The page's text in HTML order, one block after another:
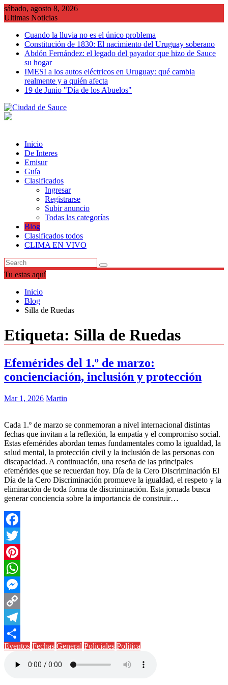
Saltar
al
sábado, agosto 8, 2026
Ultimas Noticias
Cuando la lluvia no es el único problema
Constitución de 1830: El nacimiento del Uruguay soberano
Abdón Fernández: el legado del payador que hizo de Sauce
su hogar
IMESI a los autos eléctricos en Uruguay: qué cambia
realmente y a quién afecta
19 de Junio "Día de los Abuelos"
Inicio
De Interes
Emisur
Guía
Clasificados
Ingresar
Registrarse
Subir anuncio
Todas las categorías
Blog
Clasificados todos
CLIMA EN VIVO
Tu estas aquí
Inicio
Blog
Silla de Ruedas
Etiqueta: Silla de Ruedas
Efemérides del 1.º de marzo:
concienciación, inclusión y protección
Mar 1, 2026 Martin
Cada 1.º de marzo se conmemoran a nivel internacional distintas
fechas que invitan a la reflexión, la empatía y el compromiso social.
Estas efemérides abordan temas fundamentales como la igualdad, la
salud mental, la protección civil y la inclusión de las personas con
discapacidad. A continuación, una reseña de las principales
efemérides que se recuerdan hoy. Día de la Cero Discriminación El
Día de la Cero Discriminación promueve la igualdad, el respeto y la
eliminación de toda forma de discriminación. Esta jornada busca
generar conciencia sobre la importancia de construir…
Facebook
Twitter
Pinterest
WhatsApp
Messenger
Copy
Link
Telegram
Compartir
Eventos Fechas General Policiales Política